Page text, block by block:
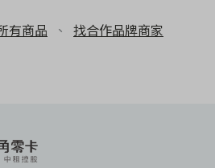
有商品 、 找合作品牌商家